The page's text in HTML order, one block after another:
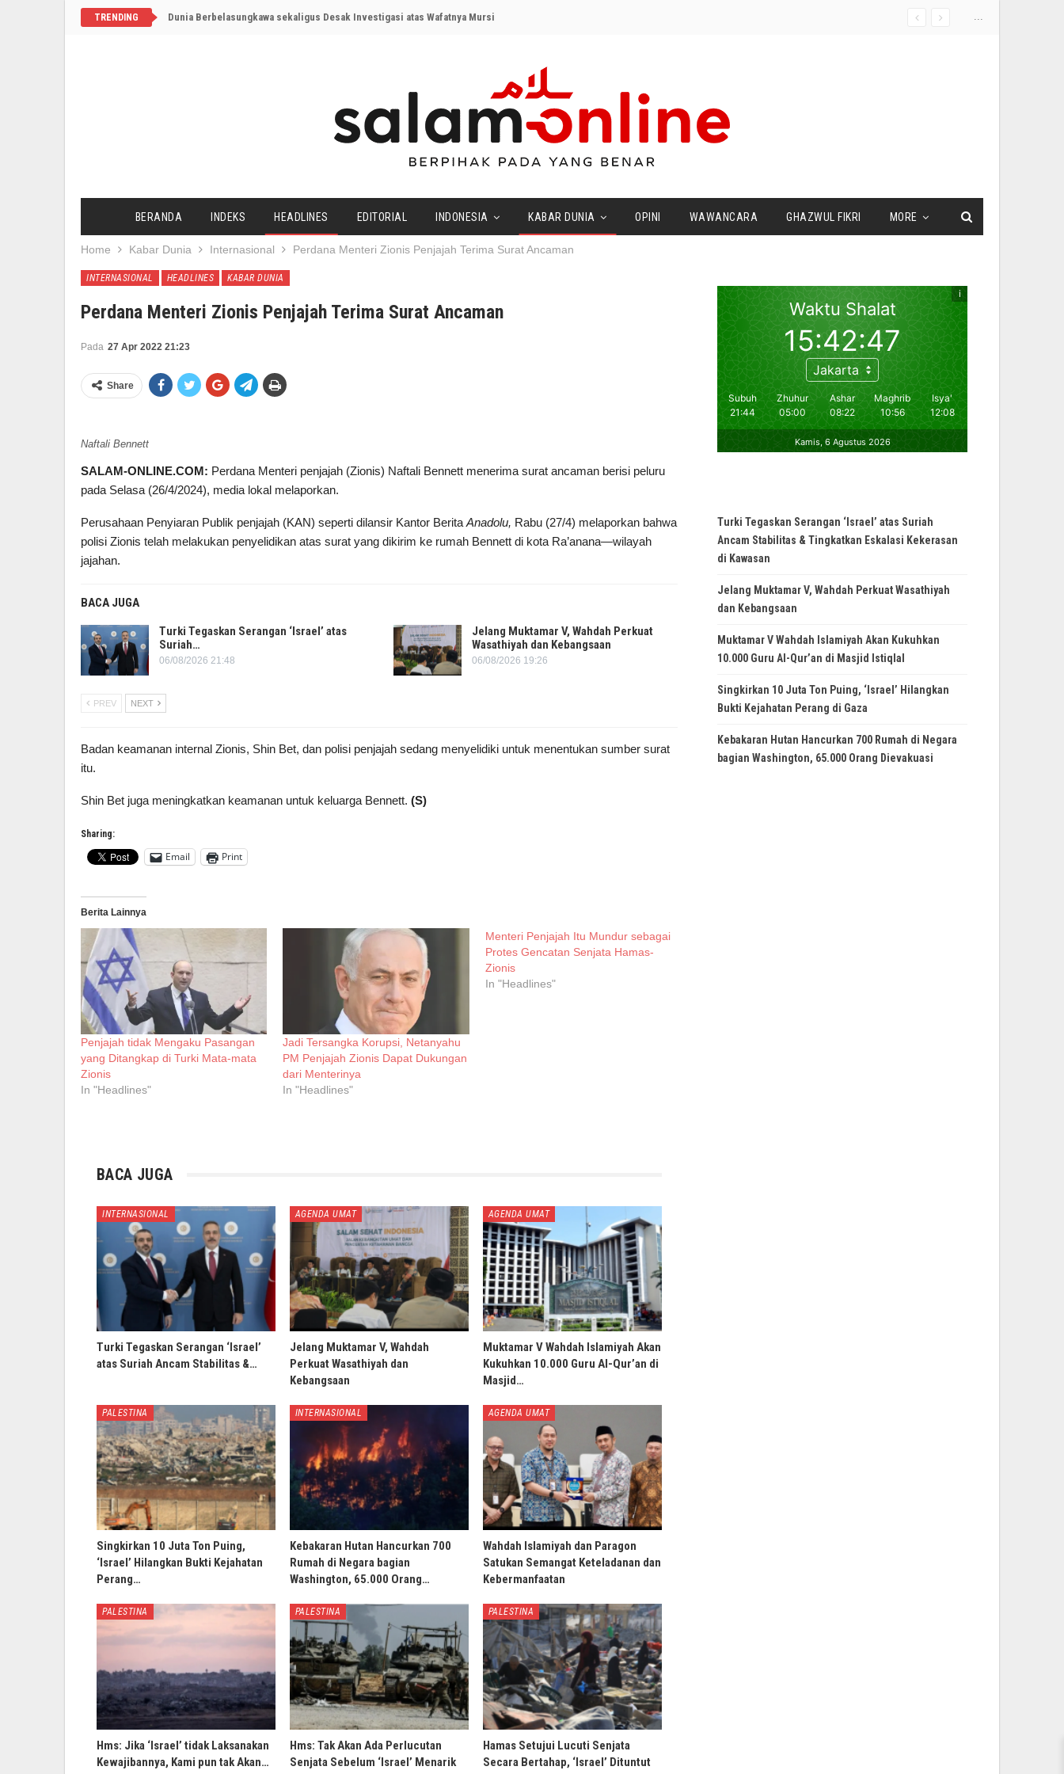
...
TRENDING Dunia Berbelasungkawa sekaligus Desak Investigasi atas Wafatnya Mursi
BERANDA INDEKS HEADLINES EDITORIAL INDONESIA KABAR DUNIA OPINI WAWANCARA GHAZWUL FIKRI MORE
Home Kabar Dunia Internasional Perdana Menteri Zionis Penjajah Terima Surat Ancaman
INTERNASIONAL HEADLINES KABAR DUNIA
Perdana Menteri Zionis Penjajah Terima Surat Ancaman
Pada 27 Apr 2022 21:23
Share
Naftali Bennett
SALAM-ONLINE.COM: Perdana Menteri penjajah (Zionis) Naftali Bennett menerima surat ancaman berisi peluru
pada Selasa (26/4/2024), media lokal melaporkan.
Perusahaan Penyiaran Publik penjajah (KAN) seperti dilansir Kantor Berita Anadolu, Rabu (27/4) melaporkan bahwa
polisi Zionis telah melakukan penyelidikan atas surat yang dikirim ke rumah Bennett di kota Ra’anana—wilayah
jajahan.
BACA JUGA
Turki Tegaskan Serangan ‘Israel’ atas
Suriah…
06/08/2026 21:48
Jelang Muktamar V, Wahdah Perkuat
Wasathiyah dan Kebangsaan
06/08/2026 19:26
PREV NEXT
Badan keamanan internal Zionis, Shin Bet, dan polisi penjajah sedang menyelidiki untuk menentukan sumber surat
itu.
Shin Bet juga meningkatkan keamanan untuk keluarga Bennett. (S)
Sharing:
Email Print
Berita Lainnya
Penjajah tidak Mengaku Pasangan
yang Ditangkap di Turki Mata-mata
Zionis
In "Headlines"
Jadi Tersangka Korupsi, Netanyahu
PM Penjajah Zionis Dapat Dukungan
dari Menterinya
In "Headlines"
Menteri Penjajah Itu Mundur sebagai
Protes Gencatan Senjata Hamas-
Zionis
In "Headlines"
BACA JUGA
INTERNASIONAL
Turki Tegaskan Serangan ‘Israel’
atas Suriah Ancam Stabilitas &…
AGENDA UMAT
Jelang Muktamar V, Wahdah
Perkuat Wasathiyah dan
Kebangsaan
AGENDA UMAT
Muktamar V Wahdah Islamiyah Akan
Kukuhkan 10.000 Guru Al-Qur’an di
Masjid…
PALESTINA
Singkirkan 10 Juta Ton Puing,
‘Israel’ Hilangkan Bukti Kejahatan
Perang…
INTERNASIONAL
Kebakaran Hutan Hancurkan 700
Rumah di Negara bagian
Washington, 65.000 Orang…
AGENDA UMAT
Wahdah Islamiyah dan Paragon
Satukan Semangat Keteladanan dan
Kebermanfaatan
PALESTINA
Hms: Jika ‘Israel’ tidak Laksanakan
Kewajibannya, Kami pun tak Akan…
PALESTINA
Hms: Tak Akan Ada Perlucutan
Senjata Sebelum ‘Israel’ Menarik
PALESTINA
Hamas Setujui Lucuti Senjata
Secara Bertahap, ‘Israel’ Dituntut
Turki Tegaskan Serangan ‘Israel’ atas Suriah
Ancam Stabilitas & Tingkatkan Eskalasi Kekerasan
di Kawasan
Jelang Muktamar V, Wahdah Perkuat Wasathiyah
dan Kebangsaan
Muktamar V Wahdah Islamiyah Akan Kukuhkan
10.000 Guru Al-Qur’an di Masjid Istiqlal
Singkirkan 10 Juta Ton Puing, ‘Israel’ Hilangkan
Bukti Kejahatan Perang di Gaza
Kebakaran Hutan Hancurkan 700 Rumah di Negara
bagian Washington, 65.000 Orang Dievakuasi